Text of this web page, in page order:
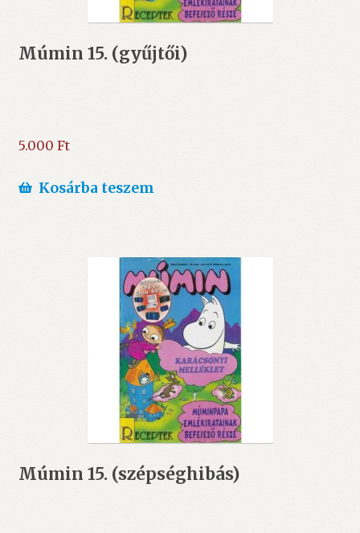
Múmin 15. (gyűjtői)
5.000 Ft
Kosárba teszem
Múmin 15. (szépséghibás)